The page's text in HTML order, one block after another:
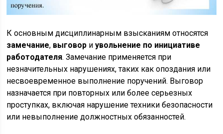
К основным дисциплинарным взысканиям относятся
замечание, выговор иувольнение по инициативе
работодателя. Замечание применяется при
незначительных нарушениях, таких как опоздания или
несвоевременное выполнение поручений. Выговор
назначается при повторных или более серьезных
проступках, включая нарушение техники безопасности
или невыполнение должностных обязанностей.